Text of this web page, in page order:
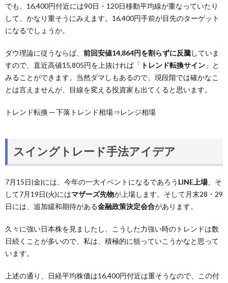
でも、16,400円付近には90日・120日移動平均線が重なっていたり
して、かなり重そうにみえます。16,400円手前が目先のターゲット
になるでしょうか。
ダウ理論に従うならば、 前回安値14,864円を割らずに反騰していま
すので、直近高値15,805円を上抜ければ「 トレンド転換サイン 」と
みることができます。当然ダマしもあるので、現段階では確かなこ
とは言えませんが、目線を変える投資家も出てくると思います。
トレンド転換 ─ 下落トレンド相場⇒レンジ相場
スイングトレード手法アイデア
7月15日(金)には、今年の一大イベントになるであろう LINE上場、そ
して7月19日(火)にはマザーズ先物が上場します。そして月末28・29
日には、追加緩和期待がある金融政策決定会合があります。
久々に強い日本株を見ましたし、こうした力強い時のトレンドは数
日続くことが多いので、私は、積極的に狙っていこうかなと思って
います。
上述の通り、日経平均株価は16,400円付近は重そうなので、この付